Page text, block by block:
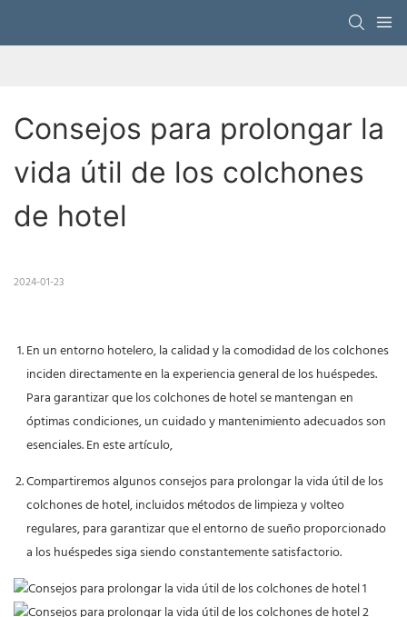
Consejos para prolongar la
vida útil de los colchones
de hotel
2024-01-23
En un entorno hotelero, la calidad y la comodidad de los colchones
inciden directamente en la experiencia general de los huéspedes.
Para garantizar que los colchones de hotel se mantengan en
óptimas condiciones, un cuidado y mantenimiento adecuados son
esenciales. En este artículo,
Compartiremos algunos consejos para prolongar la vida útil de los
colchones de hotel, incluidos métodos de limpieza y volteo
regulares, para garantizar que el entorno de sueño proporcionado
a los huéspedes siga siendo constantemente satisfactorio.